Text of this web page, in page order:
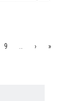
9 › »